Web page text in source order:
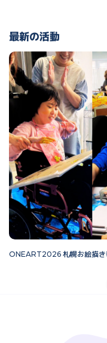
最新の活動
ONEART2026 札幌お絵描き